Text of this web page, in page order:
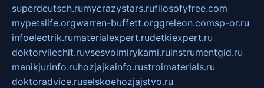
superdeutsch.rumycrazystars.rufilosofyfree.com
mypetslife.orgwarren-buffett.orggreleon.comsp-or.ru
infoelectrik.rumaterialexpert.rudetkiexpert.ru
doktorvilechit.ruvsesvoimirykami.ruinstrumentgid.ru
manikjurinfo.ruhozjajkainfo.rustroimaterials.ru
doktoradvice.ruselskoehozjajstvo.ru